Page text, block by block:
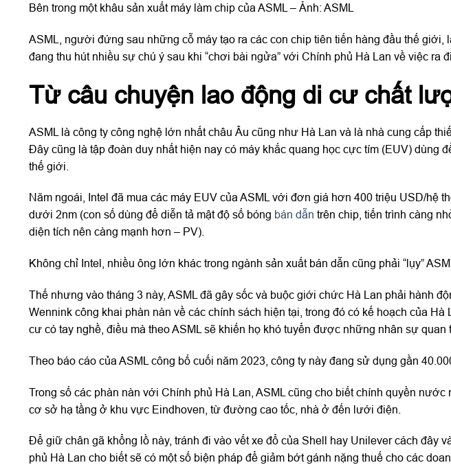
Bên trong một khâu sản xuất máy làm chip của ASML – Ảnh: ASML
ASML, người đứng sau những cỗ máy tạo ra các con chip tiên tiến hàng đầu thế
đang thu hút nhiều sự chú ý sau khi “chơi bài ngửa” với Chính phủ Hà Lan về việc ra
Từ câu chuyện lao động di cư chất
ASML là công ty công nghệ lớn nhất châu Âu cũng như Hà Lan và là nhà cung cấp
Đây cũng là tập đoàn duy nhất hiện nay có máy khắc quang học cực tím (EUV) dùng
thế giới.
Năm ngoái, Intel đã mua các máy EUV của ASML với đơn giá hơn 400 triệu USD/hệ
dưới 2nm (con số dùng để diễn tả mật độ số bóng bán dẫn trên chip, tiến trình càng
diện tích nên càng mạnh hơn – PV).
Không chỉ Intel, nhiều ông lớn khác trong ngành sản xuất bán dẫn cũng phải “lụy”
Thế nhưng vào tháng 3 này, ASML đã gây sốc và buộc giới chức Hà Lan phải hành
Wennink công khai phàn nàn về các chính sách hiện tại, trong đó có kế hoạch của
cư có tay nghề, điều mà theo ASML sẽ khiến họ khó tuyển được những nhân sự quan
Theo báo cáo của ASML công bố cuối năm 2023, công ty này đang sử dụng gần
Trong số các phàn nàn với Chính phủ Hà Lan, ASML cũng cho biết chính quyền
cơ sở hạ tầng ở khu vực Eindhoven, từ đường cao tốc, nhà ở đến lưới điện.
Để giữ chân gã khổng lồ này, tránh đi vào vết xe đổ của Shell hay Unilever cách đây
phủ Hà Lan cho biết sẽ có một số biện pháp để giảm bớt gánh nặng thuế cho các